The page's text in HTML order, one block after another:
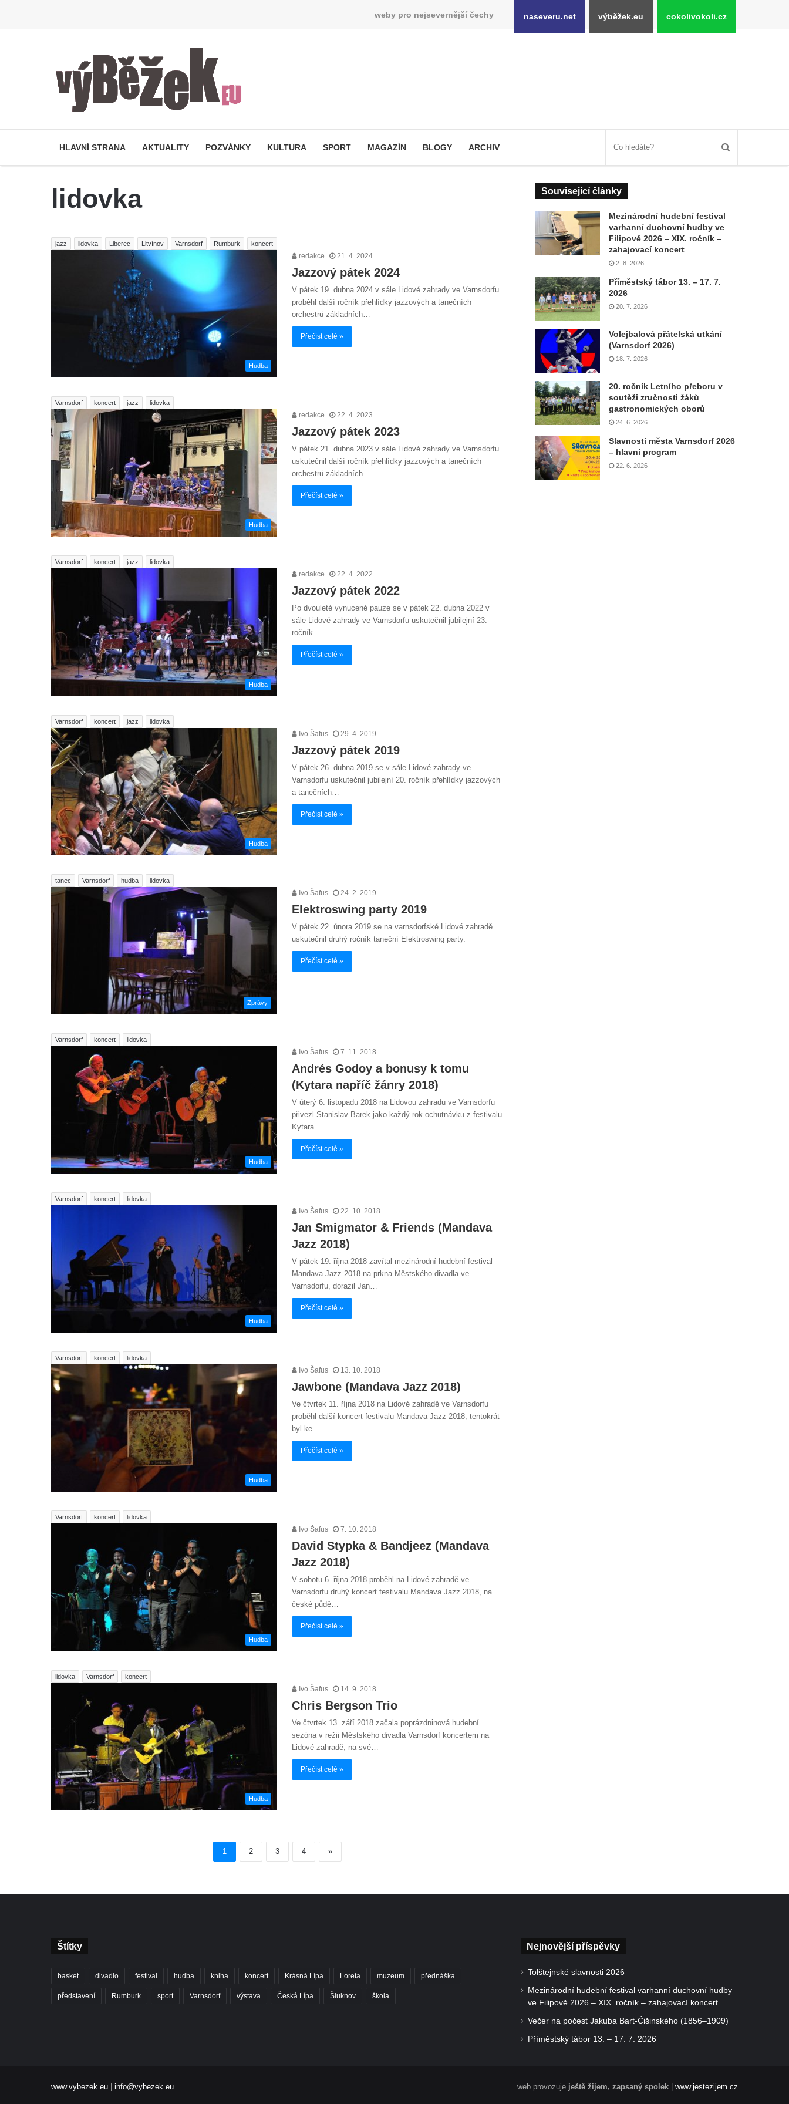
weby pro nejsevernější čechy naseveru.net výběžek.eu cokolivokoli.cz
HLAVNÍ STRANA AKTUALITY POZVÁNKY KULTURA SPORT MAGAZÍN BLOGY ARCHIV
lidovka
jazz lidovka Liberec Litvínov Varnsdorf Rumburk koncert
Hudba
redakce 21. 4. 2024
Jazzový pátek 2024
V pátek 19. dubna 2024 v sále Lidové zahrady ve Varnsdorfu
proběhl další ročník přehlídky jazzových a tanečních
orchestrů základních…
Přečíst celé »
Varnsdorf koncert jazz lidovka
Hudba
redakce 22. 4. 2023
Jazzový pátek 2023
V pátek 21. dubna 2023 v sále Lidové zahrady ve Varnsdorfu
uskutečnil další ročník přehlídky jazzových a tanečních
orchestrů základních…
Přečíst celé »
Varnsdorf koncert jazz lidovka
Hudba
redakce 22. 4. 2022
Jazzový pátek 2022
Po dvouleté vynucené pauze se v pátek 22. dubna 2022 v
sále Lidové zahrady ve Varnsdorfu uskutečnil jubilejní 23.
ročník…
Přečíst celé »
Varnsdorf koncert jazz lidovka
Hudba
Ivo Šafus 29. 4. 2019
Jazzový pátek 2019
V pátek 26. dubna 2019 se v sále Lidové zahrady ve
Varnsdorfu uskutečnil jubilejní 20. ročník přehlídky jazzových
a tanečních…
Přečíst celé »
tanec Varnsdorf hudba lidovka
Zprávy
Ivo Šafus 24. 2. 2019
Elektroswing party 2019
V pátek 22. února 2019 se na varnsdorfské Lidové zahradě
uskutečnil druhý ročník taneční Elektroswing party.
Přečíst celé »
Varnsdorf koncert lidovka
Hudba
Ivo Šafus 7. 11. 2018
Andrés Godoy a bonusy k tomu
(Kytara napříč žánry 2018)
V úterý 6. listopadu 2018 na Lidovou zahradu ve Varnsdorfu
přivezl Stanislav Barek jako každý rok ochutnávku z festivalu
Kytara…
Přečíst celé »
Varnsdorf koncert lidovka
Hudba
Ivo Šafus 22. 10. 2018
Jan Smigmator & Friends (Mandava
Jazz 2018)
V pátek 19. října 2018 zavítal mezinárodní hudební festival
Mandava Jazz 2018 na prkna Městského divadla ve
Varnsdorfu, dorazil Jan…
Přečíst celé »
Varnsdorf koncert lidovka
Hudba
Ivo Šafus 13. 10. 2018
Jawbone (Mandava Jazz 2018)
Ve čtvrtek 11. října 2018 na Lidové zahradě ve Varnsdorfu
proběhl další koncert festivalu Mandava Jazz 2018, tentokrát
byl ke…
Přečíst celé »
Varnsdorf koncert lidovka
Hudba
Ivo Šafus 7. 10. 2018
David Stypka & Bandjeez (Mandava
Jazz 2018)
V sobotu 6. října 2018 proběhl na Lidové zahradě ve
Varnsdorfu druhý koncert festivalu Mandava Jazz 2018, na
české půdě…
Přečíst celé »
lidovka Varnsdorf koncert
Hudba
Ivo Šafus 14. 9. 2018
Chris Bergson Trio
Ve čtvrtek 13. září 2018 začala poprázdninová hudební
sezóna v režii Městského divadla Varnsdorf koncertem na
Lidové zahradě, na své…
Přečíst celé »
1 2 3 4 »
Související články
Mezinárodní hudební festival
varhanní duchovní hudby ve
Filipově 2026 – XIX. ročník –
zahajovací koncert
2. 8. 2026
Příměstský tábor 13. – 17. 7.
2026
20. 7. 2026
Volejbalová přátelská utkání
(Varnsdorf 2026)
18. 7. 2026
20. ročník Letního přeboru v
soutěži zručnosti žáků
gastronomických oborů
24. 6. 2026
Slavnosti města Varnsdorf 2026
– hlavní program
22. 6. 2026
Štítky
basket divadlo festival hudba kniha koncert Krásná Lípa Loreta muzeum přednáška
představení Rumburk sport Varnsdorf výstava Česká Lípa Šluknov škola
Nejnovější příspěvky
Tolštejnské slavnosti 2026
Mezinárodní hudební festival varhanní duchovní hudby
ve Filipově 2026 – XIX. ročník – zahajovací koncert
Večer na počest Jakuba Bart-Ćišinského (1856–1909)
Příměstský tábor 13. – 17. 7. 2026
www.vybezek.eu | info@vybezek.eu web provozuje ještě žijem, zapsaný spolek | www.jestezijem.cz